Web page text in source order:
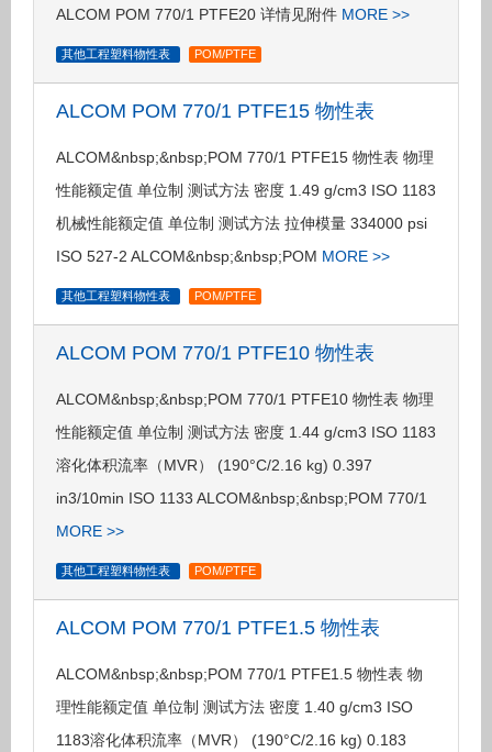
ALCOM POM 770/1 PTFE20 详情见附件 MORE >>
其他工程塑料物性表 POM/PTFE
ALCOM POM 770/1 PTFE15 物性表
ALCOM&nbsp;&nbsp;POM 770/1 PTFE15 物性表 物理
性能额定值 单位制 测试方法 密度 1.49 g/cm3 ISO 1183
机械性能额定值 单位制 测试方法 拉伸模量 334000 psi
ISO 527-2 ALCOM&nbsp;&nbsp;POM MORE >>
其他工程塑料物性表 POM/PTFE
ALCOM POM 770/1 PTFE10 物性表
ALCOM&nbsp;&nbsp;POM 770/1 PTFE10 物性表 物理
性能额定值 单位制 测试方法 密度 1.44 g/cm3 ISO 1183
溶化体积流率（MVR） (190°C/2.16 kg) 0.397
in3/10min ISO 1133 ALCOM&nbsp;&nbsp;POM 770/1
MORE >>
其他工程塑料物性表 POM/PTFE
ALCOM POM 770/1 PTFE1.5 物性表
ALCOM&nbsp;&nbsp;POM 770/1 PTFE1.5 物性表 物
理性能额定值 单位制 测试方法 密度 1.40 g/cm3 ISO
1183溶化体积流率（MVR） (190°C/2.16 kg) 0.183